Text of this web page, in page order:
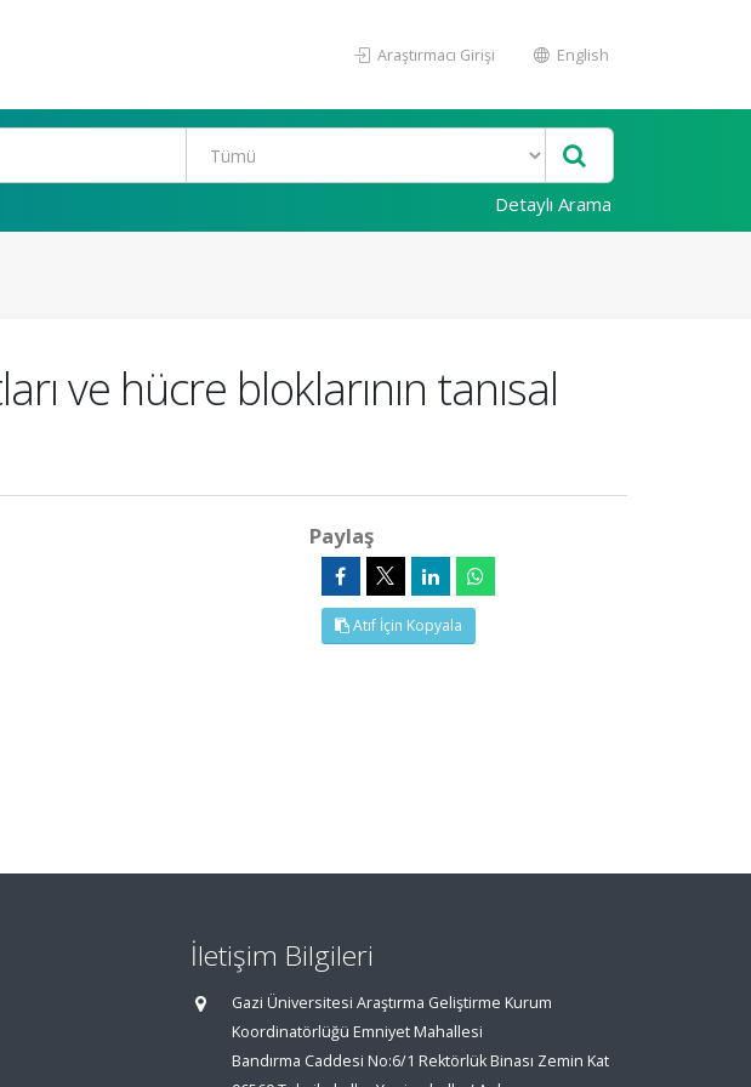
Araştırmacı Girişi English
Detaylı Arama
ve hücre bloklarının tanısal
Paylaş
Atıf İçin Kopyala
İletişim Bilgileri
Gazi Üniversitesi Araştırma Geliştirme Kurum
Koordinatörlüğü Emniyet Mahallesi
Bandırma Caddesi No:6/1 Rektörlük Binası Zemin Kat